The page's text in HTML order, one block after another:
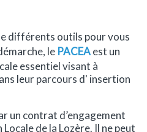
différents outils pour vous
le PACEAest un
essentiel visant à
leur parcours d' insertion
un contrat d’engagement
de la Lozère. Il ne peut